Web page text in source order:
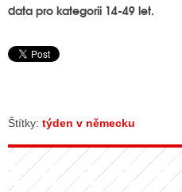
data pro kategorii 14-49 let.
Štítky: týden v německu